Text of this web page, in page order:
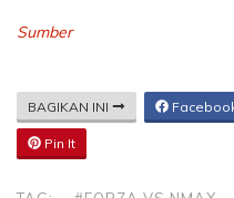
Sumber
BAGIKAN INI
Pin It